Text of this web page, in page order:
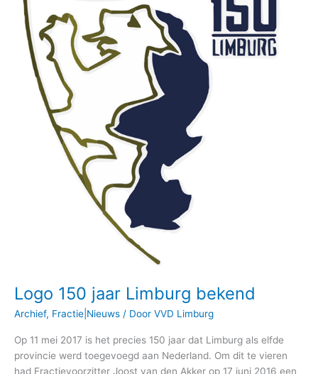
Logo 150 jaar Limburg bekend
Archief, Fractie|Nieuws / Door VVD Limburg
Op 11 mei 2017 is het precies 150 jaar dat Limburg als elfde
provincie werd toegevoegd aan Nederland. Om dit te vieren
had Fractievoorzitter Joost van den Akker op 17 juni 2016 een
Limburg
bekend